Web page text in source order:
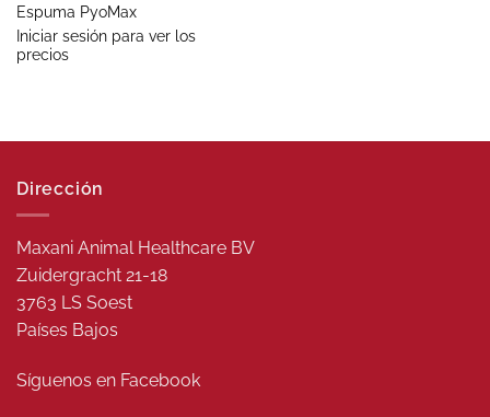
Espuma PyoMax
Iniciar sesión para ver los
precios
Dirección
Maxani Animal Healthcare BV
Zuidergracht 21-18
3763 LS Soest
Países Bajos
Síguenos en Facebook